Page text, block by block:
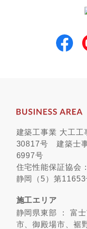
建築工事業 大工工
30817号 建築士
6997号
住宅性能保証協会
静岡（5）第11653
施工エリア
静岡県東部 ： 富
市、御殿場市、裾